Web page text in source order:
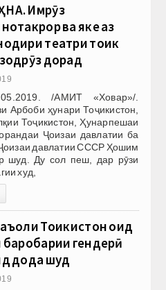
Имрӯз
ва яке аз
театри тоҷик
дорад
/АМИТ «Ховар»/.
Арбоби ҳунари Тоҷикистон,
Тоҷикистон, Ҳунарпешаи
Ҷоизаи давлатии ба
давлатии СССР Ҳошим
шуд. Ду сол пеш, дар рӯзи
худ,
Тоҷикистон оид
гендерӣ
дода шуд